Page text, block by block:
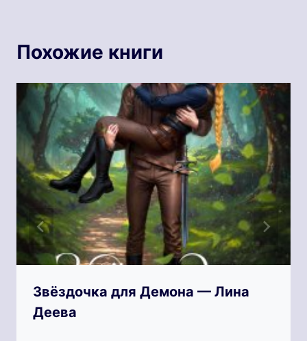
Похожие книги
Звёздочка для Демона — Лина
Деева